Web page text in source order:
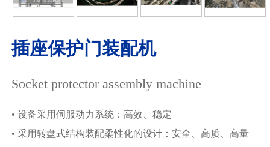
插座保护门装配机
Socket protector assembly machine
• 设备采用伺服动力系统：高效、稳定
• 采用转盘式结构装配柔性化的设计：安全、高质、高量